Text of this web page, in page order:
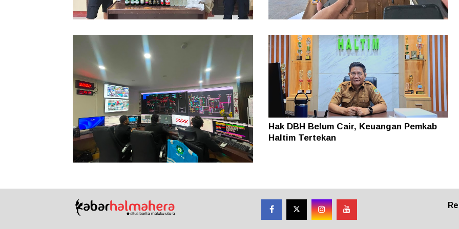
Polsubsektor Weda Tengah Sita Puluhan
Botol Miras Ilegal di Lelilef Waibulen
Pemkab Haltim Siapkan Implementasi
Aplikasi PERDANA, Penggunaan DAU Kini
Diawasi Lebih Ketat
Listrik PLN UIW MMU Tumbuh 12,65
Persen di Semester I 2026
Hak DBH Belum Cair, Keuangan Pemkab
Haltim Tertekan